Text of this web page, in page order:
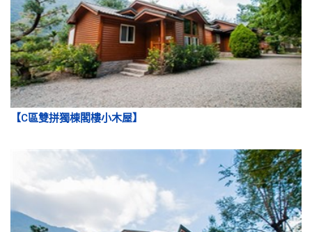
【C區雙拼獨棟閣樓小木屋】